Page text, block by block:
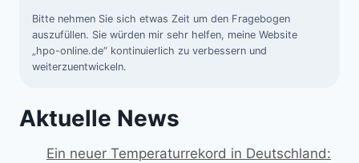
Bitte nehmen Sie sich etwas Zeit um den Fragebogen
auszufüllen. Sie würden mir sehr helfen, meine Website
„hpo-online.de“ kontinuierlich zu verbessern und
weiterzuentwickeln.
Aktuelle News
Ein neuer Temperaturrekord in Deutschland: